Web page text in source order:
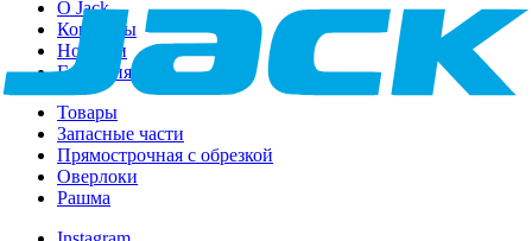
О Jack
Контакты
Новости
Гарантия
Товары
Запасные части
Прямострочная с обрезкой
Оверлоки
Рашма